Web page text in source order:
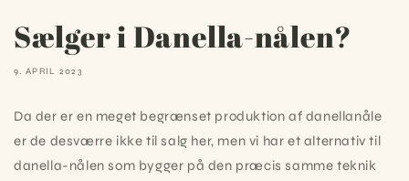
Sælger i Danella-nålen?
9. APRIL 2023
Da der er en meget begrænset produktion af danellanåle
er de desværre ikke til salg her, men vi har et alternativ til
danella-nålen som bygger på den præcis samme teknik